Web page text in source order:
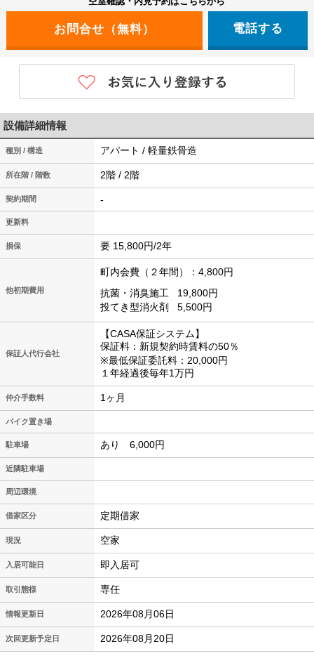
電話する
設備詳細情報
種別 / 構造 アパート / 軽量鉄骨造
所在階 / 階数 2階 / 2階
契約期間 -
更新料
損保 要 15,800円/2年
他初期費用
町内会費（２年間）：4,800円
抗菌・消臭施工
19,800円
投てき型消火剤
5,500円
保証人代行会社
【CASA保証システム】
保証料：新規契約時賃料の50％
※最低保証委託料：20,000円
１年経過後毎年1万円
仲介手数料 1ヶ月
バイク置き場
駐車場 あり 6,000円
近隣駐車場
周辺環境
借家区分 定期借家
現況 空家
入居可能日 即入居可
取引態様 専任
情報更新日 2026年08月06日
次回更新予定日 2026年08月20日